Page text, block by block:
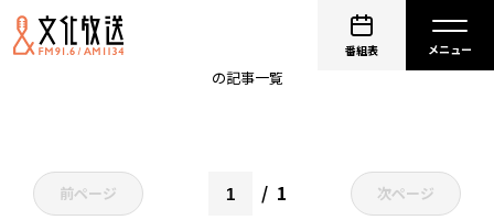
番組表
の記事一覧
前ページ 1 次ページ